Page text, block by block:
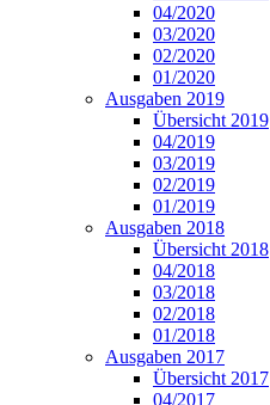
04/2020
03/2020
02/2020
01/2020
Ausgaben 2019
Übersicht 2019
04/2019
03/2019
02/2019
01/2019
Ausgaben 2018
Übersicht 2018
04/2018
03/2018
02/2018
01/2018
Ausgaben 2017
Übersicht 2017
04/2017